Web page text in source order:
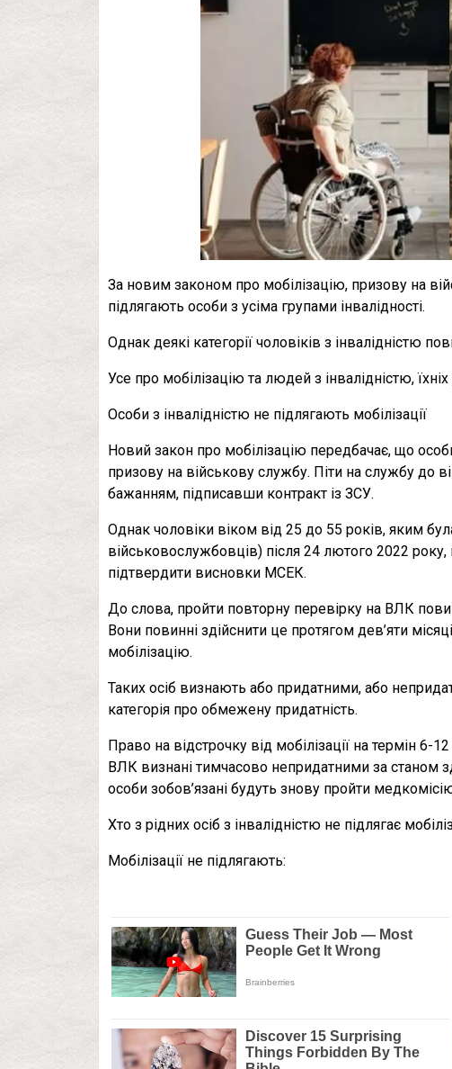
За новим законом про мобілізацію, призову на
підлягають особи з усіма групами інвалідності.
Однак деякі категорії чоловіків з інвалідністю
Усе про мобілізацію та людей з інвалідністю,
Особи з інвалідністю не підлягають мобілізації
Новий закон про мобілізацію передбачає, що особи
призову на військову службу. Піти на службу до
бажанням, підписавши контракт із ЗСУ.
Однак чоловіки віком від 25 до 55 років, яким була
військовослужбовців) після 24 лютого 2022
підтвердити висновки МСЕК.
До слова, пройти повторну перевірку на ВЛК
Вони повинні здійснити це протягом дев’яти
мобілізацію.
Таких осіб визнають або придатними, або
категорія про обмежену придатність.
Право на відстрочку від мобілізації на термін
ВЛК визнані тимчасово непридатними за станом
особи зобов’язані будуть знову пройти
Хто з рідних осіб з інвалідністю не підлягає
Мобілізації не підлягають: